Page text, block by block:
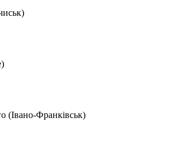
(Івано-Франківськ)